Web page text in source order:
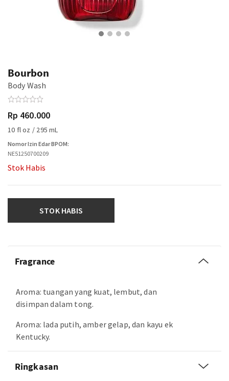
Bourbon
Body Wash
Rp 460.000
10 fl oz / 295 mL
Nomor Izin Edar BPOM:
NE51250700209
Stok Habis
STOK HABIS
Fragrance
Aroma: tuangan yang kuat, lembut, dan
disimpan dalam tong.
Aroma: lada putih, amber gelap, dan kayu ek
Kentucky.
Ringkasan